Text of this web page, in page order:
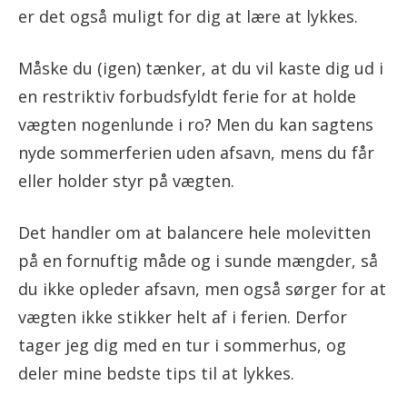
er det også muligt for dig at lære at lykkes.
Måske du (igen) tænker, at du vil kaste dig ud i
en restriktiv forbudsfyldt ferie for at holde
vægten nogenlunde i ro? Men du kan sagtens
nyde sommerferien uden afsavn, mens du får
eller holder styr på vægten.
Det handler om at balancere hele molevitten
på en fornuftig måde og i sunde mængder, så
du ikke opleder afsavn, men også sørger for at
vægten ikke stikker helt af i ferien. Derfor
tager jeg dig med en tur i sommerhus, og
deler mine bedste tips til at lykkes.